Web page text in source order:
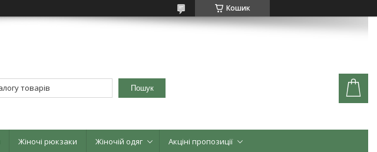
Кошик
Пошук
Жіночі рюкзаки Жіночій одяг Акціні пропозиції